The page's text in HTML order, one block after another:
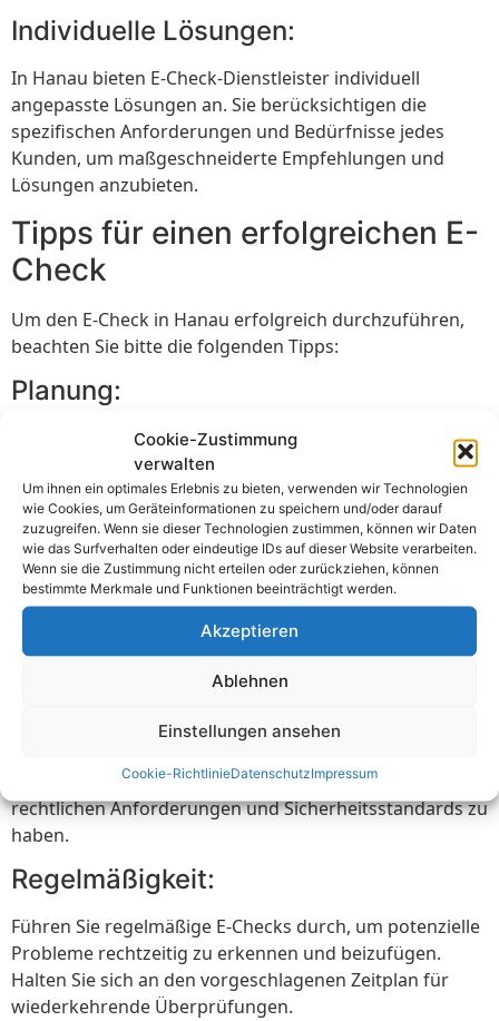
Cookie-Zustimmung
verwalten
Um ihnen ein optimales Erlebnis zu bieten, verwenden wir Technologien
wie Cookies, um Geräteinformationen zu speichern und/oder darauf
zuzugreifen. Wenn sie dieser Technologien zustimmen, können wir Daten
wie das Surfverhalten oder eindeutige IDs auf dieser Website verarbeiten.
Wenn sie die Zustimmung nicht erteilen oder zurückziehen, können
bestimmte Merkmale und Funktionen beeinträchtigt werden.
Akzeptieren
Ablehnen
Einstellungen ansehen
Cookie-RichtlinieDatenschutzImpressum
Individuelle Lösungen:
In Hanau bieten E-Check-Dienstleister individuell
angepasste Lösungen an. Sie berücksichtigen die
spezifischen Anforderungen und Bedürfnisse jedes
Kunden, um maßgeschneiderte Empfehlungen und
Lösungen anzubieten.
Tipps für einen erfolgreichen E-
Check
Um den E-Check in Hanau erfolgreich durchzuführen,
beachten Sie bitte die folgenden Tipps:
Planung:
Planen Sie den E-Check im Voraus, um sicherzustellen,
dass er zu einem geeigneten Zeitpunkt durchgeführt
wird und nicht zu unnötigen Unterbrechungen führt.
Zugänglichkeit:
Stellen Sie sicher, dass alle elektrischen Anlagen und
Geräte zugänglich sind, damit der E-Check effektiv
durchgeführt werden kann. Entfernen Sie
gegebenenfalls Hindernisse.
Check durch, um den Nachweis für die Einhaltung von
rechtlichen Anforderungen und Sicherheitsstandards zu
haben.
Regelmäßigkeit:
Führen Sie regelmäßige E-Checks durch, um potenzielle
Probleme rechtzeitig zu erkennen und beizufügen.
Halten Sie sich an den vorgeschlagenen Zeitplan für
wiederkehrende Überprüfungen.